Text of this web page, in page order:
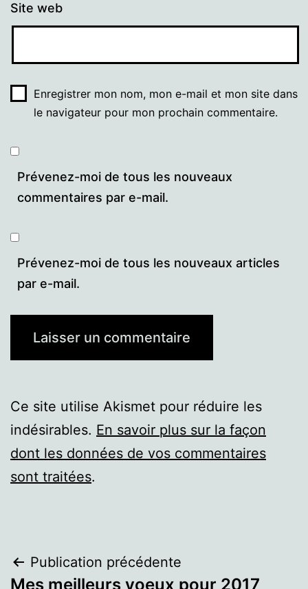
Site web
Enregistrer mon nom, mon e-mail et mon site dans
le navigateur pour mon prochain commentaire.
Prévenez-moi de tous les nouveaux
commentaires par e-mail.
Prévenez-moi de tous les nouveaux articles
par e-mail.
Ce site utilise Akismet pour réduire les
indésirables. En savoir plus sur la façon
dont les données de vos commentaires
sont traitées.
Navigation
Publication précédente
Mes meilleurs voeux pour 2017